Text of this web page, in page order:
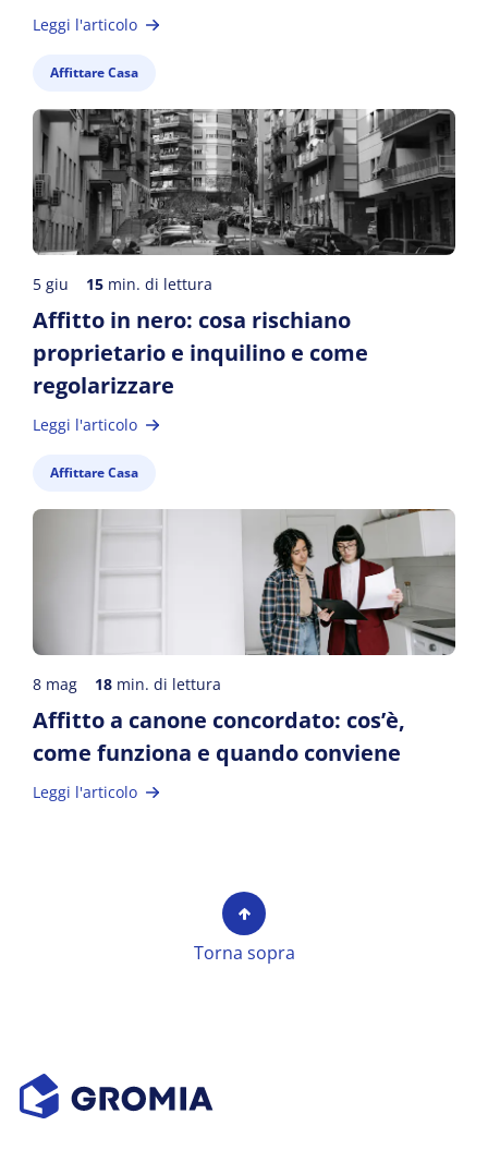
Leggi l'articolo
Affittare Casa
5 giu 15 min. di lettura
Affitto in nero: cosa rischiano
proprietario e inquilino e come
regolarizzare
Leggi l'articolo
Affittare Casa
8 mag 18 min. di lettura
Affitto a canone concordato: cos’è,
come funziona e quando conviene
Leggi l'articolo
Torna sopra